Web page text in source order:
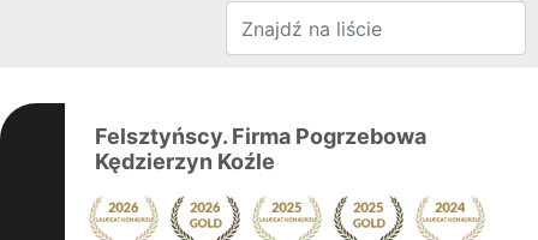
Felsztyńscy. Firma Pogrzebowa
Kędzierzyn Koźle